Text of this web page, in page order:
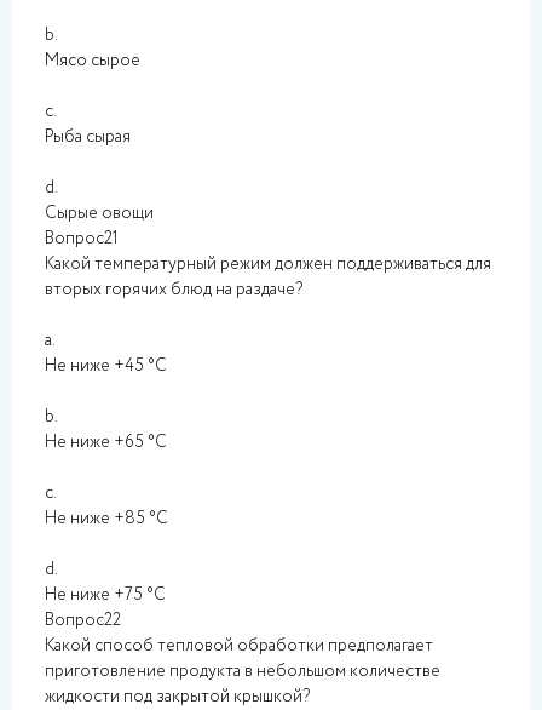
b.
Мясо сырое
c.
Рыба сырая
d.
Сырые овощи
Вопрос21
Какой температурный режим должен поддерживаться для
вторых горячих блюд на раздаче?
a.
Не ниже +45 °C
b.
Не ниже +65 °C
c.
Не ниже +85 °C
d.
Не ниже +75 °C
Вопрос22
Какой способ тепловой обработки предполагает
приготовление продукта в небольшом количестве
жидкости под закрытой крышкой?